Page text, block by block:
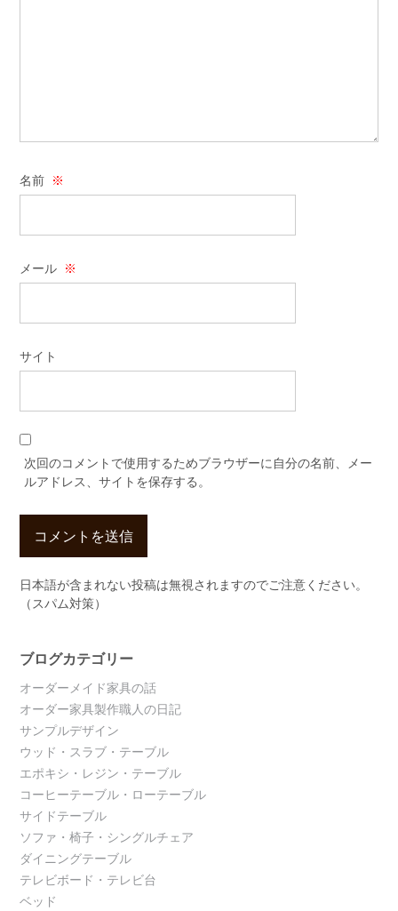
名前 ※
メール ※
サイト
次回のコメントで使用するためブラウザーに自分の名前、メー
ルアドレス、サイトを保存する。
日本語が含まれない投稿は無視されますのでご注意ください。
（スパム対策）
ブログカテゴリー
オーダーメイド家具の話
オーダー家具製作職人の日記
サンプルデザイン
ウッド・スラブ・テーブル
エポキシ・レジン・テーブル
コーヒーテーブル・ローテーブル
サイドテーブル
ソファ・椅子・シングルチェア
ダイニングテーブル
テレビボード・テレビ台
ベッド